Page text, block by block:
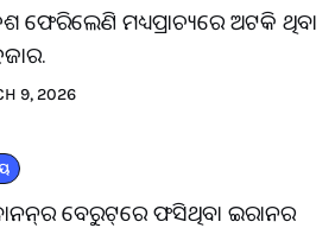
ଫେରିଲେଣି ମଧ୍ୟପ୍ରାଚ୍ୟରେ ଅଟକି ଥିବା
9, 2026
ବେରୁଟ୍‌ରେ ଫସିଥିବା ଇରାନର